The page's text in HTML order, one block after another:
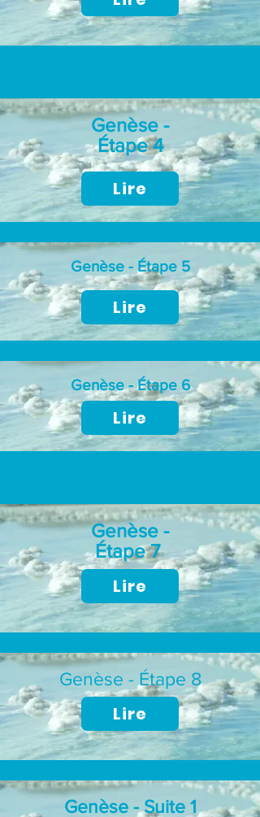
Genèse -
Étape 4
Lire
Genèse - Étape 5
Lire
Genèse - Étape 6
Lire
Genèse -
Étape 7
Lire
Genèse - Étape 8
Lire
Genèse - Suite 1